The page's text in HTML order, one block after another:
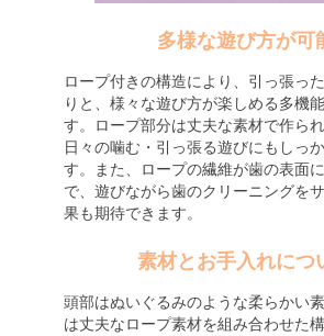
多様な遊び方が可
ロープ付きの構造により、引っ張っ
りと、様々な遊び方が楽しめる多機
す。ロープ部分は丈夫な素材で作られ
日々の噛む・引っ張る遊びにもしっ
す。また、ロープの繊維が歯の表面
で、遊びながら歯のクリーニングを
果も期待できます。
素材とお手入れにつ
頭部はぬいぐるみのような柔らかい
は丈夫なロープ素材を組み合わせた